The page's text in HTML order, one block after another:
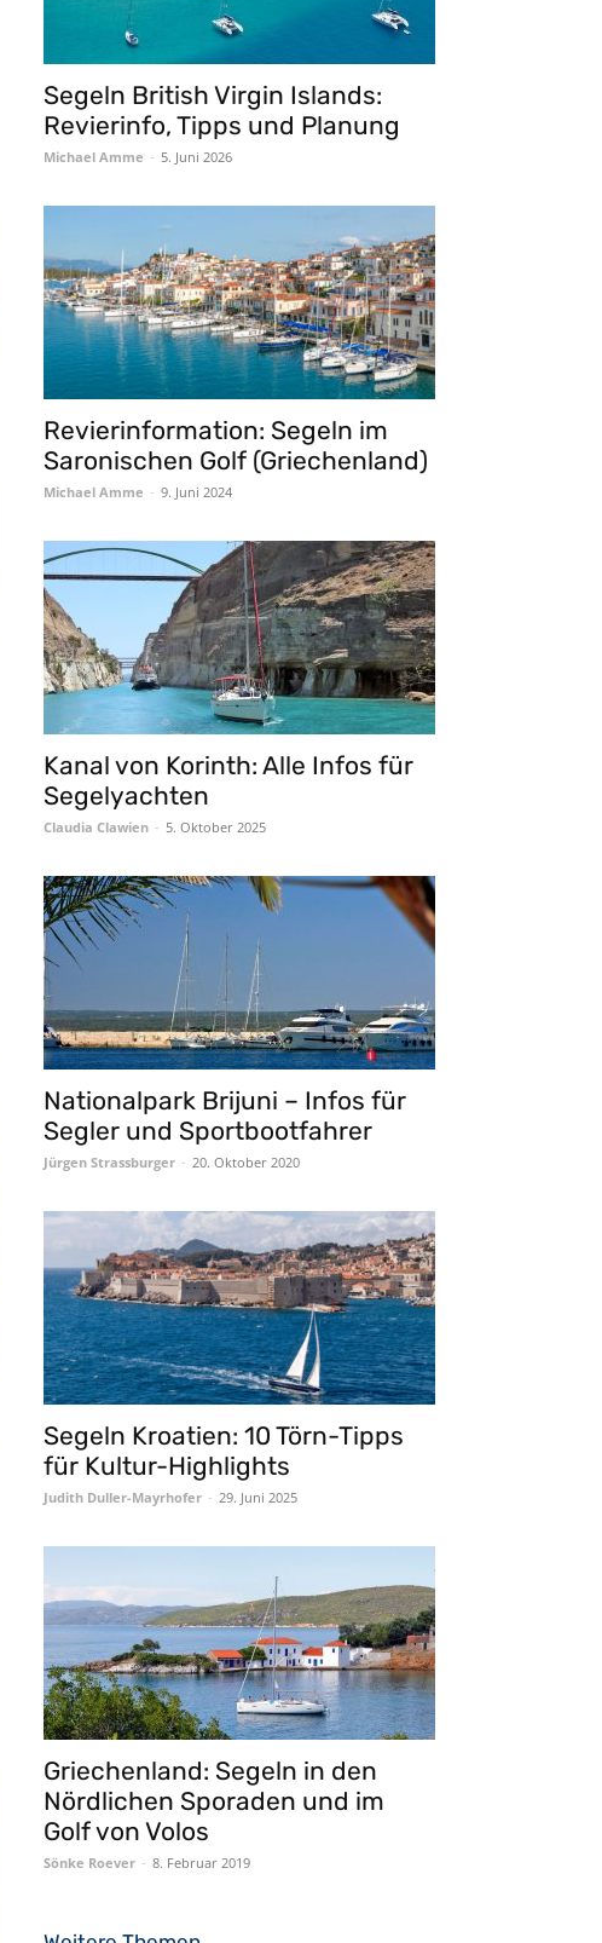
Segeln British Virgin Islands:
Revierinfo, Tipps und Planung
Michael Amme - 5. Juni 2026
Revierinformation: Segeln im
Saronischen Golf (Griechenland)
Michael Amme - 9. Juni 2024
Kanal von Korinth: Alle Infos für
Segelyachten
Claudia Clawien - 5. Oktober 2025
Nationalpark Brijuni – Infos für
Segler und Sportbootfahrer
Jürgen Strassburger - 20. Oktober 2020
Segeln Kroatien: 10 Törn-Tipps
für Kultur-Highlights
Judith Duller-Mayrhofer - 29. Juni 2025
Griechenland: Segeln in den
Nördlichen Sporaden und im
Golf von Volos
Sönke Roever - 8. Februar 2019